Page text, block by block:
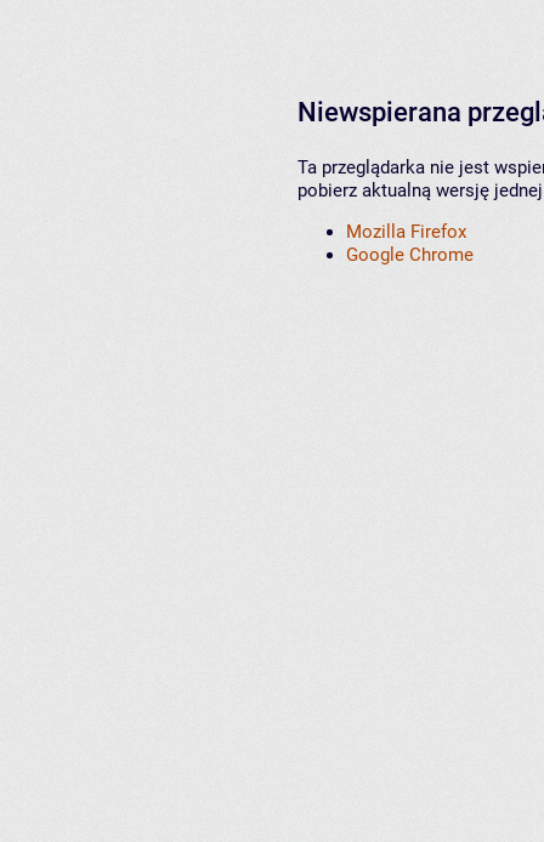
Niewspierana
Ta przeglądarka nie jest
pobierz aktualną wersję
Mozilla Firefox
Google Chrome